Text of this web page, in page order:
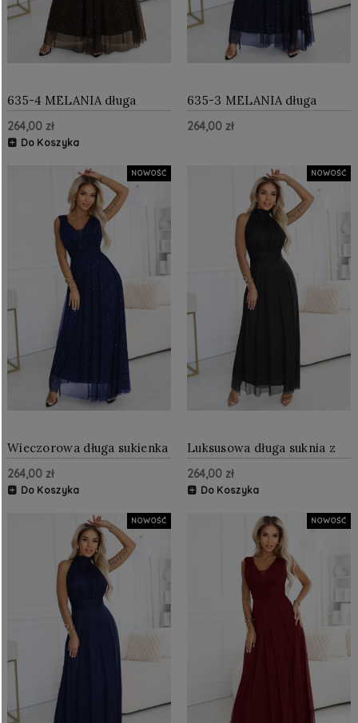
635-4 MELANIA długa
błyszcząca suknia z
dekoltem i krótkim
rękawkiem - czekolada
264,00 zł
Do Koszyka
635-3 MELANIA długa
błyszcząca suknia z
dekoltem i krótkim
264,00 zł
Wieczorowa długa sukienka
z brokatowym akcentem i
głębokim dekoltem
Granatowa
264,00 zł
Do Koszyka
NOWOŚĆ
Luksusowa długa suknia z
brokatowym akcentem i
szykownym krojem Czarna
264,00 zł
Do Koszyka
NOWOŚĆ
NOWOŚĆ NOWOŚĆ